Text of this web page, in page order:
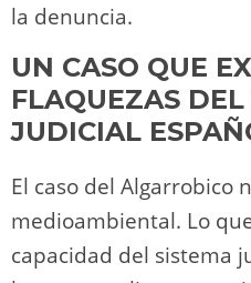
la denuncia.
UN CASO QUE
FLAQUEZAS
JUDICIAL
El caso del Algarrobico
medioambiental. Lo
capacidad del sistema